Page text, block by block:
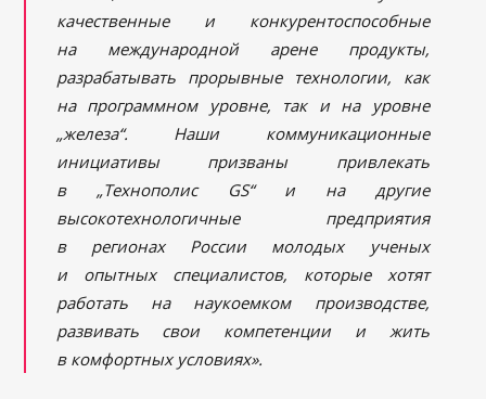
качественные и конкурентоспособные
на международной арене продукты,
разрабатывать прорывные технологии, как
на программном уровне, так и на уровне
„железа“. Наши коммуникационные
инициативы призваны привлекать
в „Технополис
GS“ и на другие
высокотехнологичные предприятия
в регионах России молодых ученых
и опытных специалистов, которые хотят
работать на наукоемком производстве,
развивать свои компетенции и жить
в комфортных условиях».